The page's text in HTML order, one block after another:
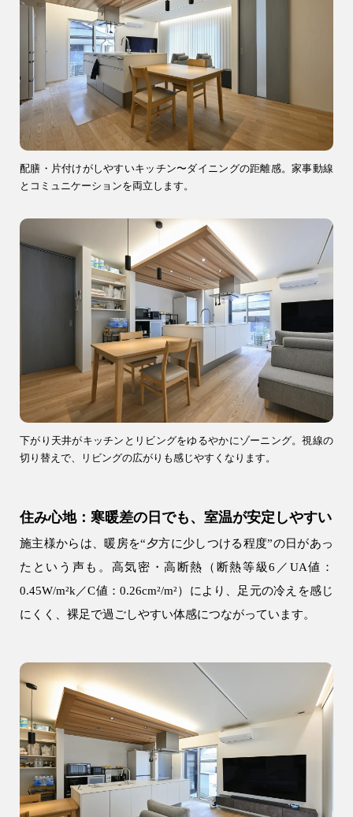
配膳・片付けがしやすいキッチン〜ダイニングの距離感。家事動線
とコミュニケーションを両立します。
下がり天井がキッチンとリビングをゆるやかにゾーニング。視線の
切り替えで、リビングの広がりも感じやすくなります。
住み心地：寒暖差の日でも、室温が安定しやすい
施主様からは、暖房を“夕方に少しつける程度”の日があっ
たという声も。高気密・高断熱（断熱等級6／UA値：
0.45W/m²k／C値：0.26cm²/m²）により、足元の冷えを感じ
にくく、裸足で過ごしやすい体感につながっています。
注文住宅
0120-70-1212
リフォーム
0120-37-7611
アフターメンテナンス
04-2950-7171
04-2968-5522